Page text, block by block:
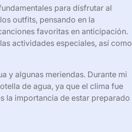
para disfrutar al
outfits, pensando en la
favoritas en anticipación.
actividades especiales, así como
y algunas meriendas. Durante mi
de agua, ya que el clima fue
la importancia de estar preparado